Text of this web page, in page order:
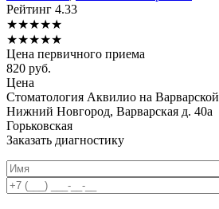
Рейтинг 4.33
★★★★★
★★★★★
Цена первичного приема
820 руб.
Цена
Стоматология Аквилио на Варварской
Нижний Новгород, Варварская д. 40а
Горьковская
Заказать диагностику